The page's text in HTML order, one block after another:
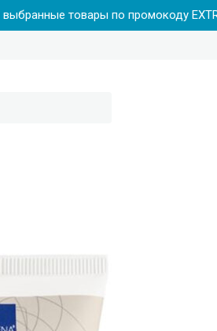
товары по промокоду